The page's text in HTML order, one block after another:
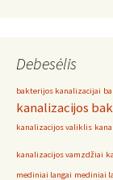
Debesėlis
bakterijos kanalizacijai
kanalizacijos
kanalizacijos valiklis
kanalizacijos vamzdžiai
mediniai langai mediniai